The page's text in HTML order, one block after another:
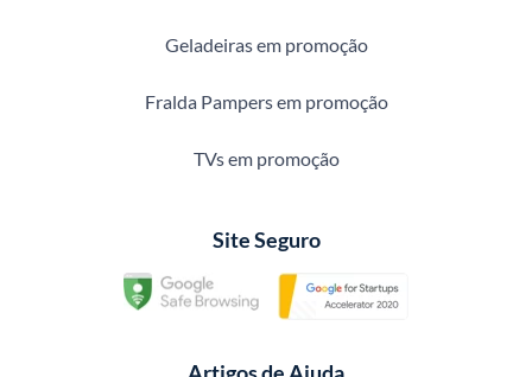
Geladeiras em promoção
Fralda Pampers em promoção
TVs em promoção
Site Seguro